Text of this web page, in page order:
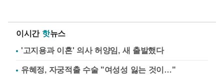
이시간 핫뉴스
'고지용과 이혼' 의사 허양임, 새 출발했다
유혜정, 자궁적출 수술 "여성성 잃는 것이…"